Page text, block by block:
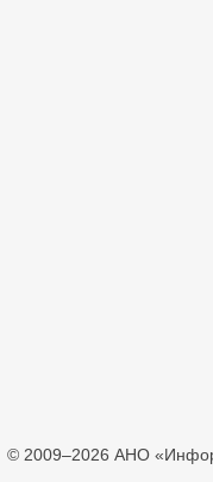
© 2009–2026 АНО